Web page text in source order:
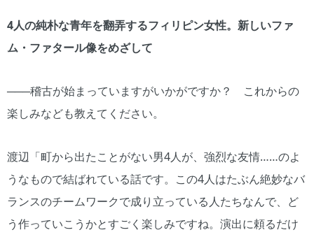
4人の純朴な青年を翻弄するフィリピン女性。新しいファ
ム・ファタール像をめざして
───稽古が始まっていますがいかがですか？ これからの
楽しみなども教えてください。
渡辺「町から出たことがない男4人が、強烈な友情……のよ
うなもので結ばれている話です。この4人はたぶん絶妙なバ
ランスのチームワークで成り立っている人たちなんで、ど
う作っていこうかとすごく楽しみですね。演出に頼るだけ